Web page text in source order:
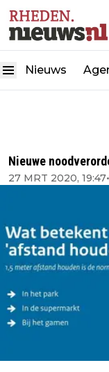
Nieuws
Nieuwe
27 MRT 2020, 19:47•